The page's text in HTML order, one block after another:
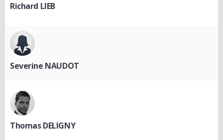
Richard LIEB
Severine NAUDOT
Thomas DELIGNY